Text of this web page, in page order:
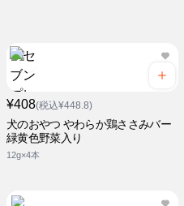
¥408(税込¥448.8)
犬のおやつ やわらか鶏ささみバー
緑黄色野菜入り
12g×4本